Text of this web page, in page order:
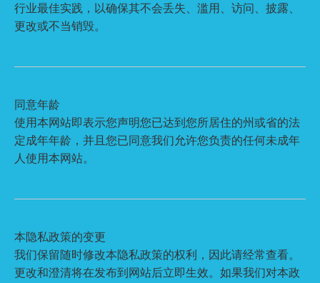
行业最佳实践，以确保其不会丢失、滥用、访问、披露、
更改或不当销毁。
同意年龄
使用本网站即表示您声明您已达到您所居住的州或省的法
定成年年龄，并且您已同意我们允许您负责的任何未成年
人使用本网站。
本隐私政策的变更
我们保留随时修改本隐私政策的权利，因此请经常查看。
更改和澄清将在发布到网站后立即生效。如果我们对本政